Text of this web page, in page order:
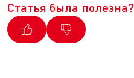
Статья была полезна?